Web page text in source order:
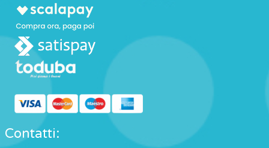
Contatti: